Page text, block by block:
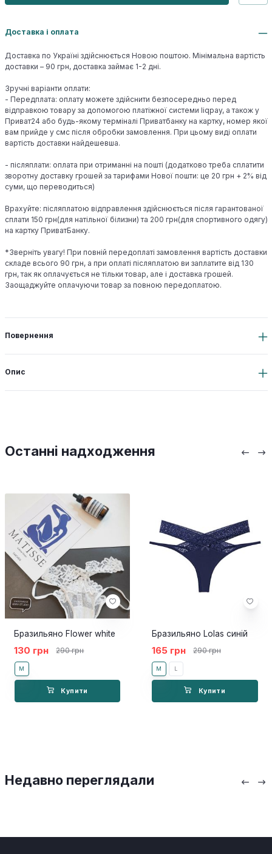
Доставка і оплата
Доставка по Україні здійснюється Новою поштою. Мінімальна вартість
доставки – 90 грн, доставка займає 1-2 дні.
Зручні варіанти оплати:
- Передплата: оплату можете здійснити безпосередньо перед
відправкою товару за допомогою платіжної системи liqpay, а також у
Приват24 або будь-якому терміналі Приватбанку на картку, номер якої
вам прийде у смс після обробки замовлення. При цьому виді оплати
вартість доставки найдешевша.
- післяплати: оплата при отриманні на пошті (додатково треба сплатити
зворотну доставку грошей за тарифами Нової пошти: це 20 грн + 2% від
суми, що переводиться)
Врахуйте: післяплатою відправлення здійснюється після гарантованої
сплати 150 грн(для натільної білизни) та 200 грн(для спортивного одягу)
на картку ПриватБанку.
*Зверніть увагу! При повній передоплаті замовлення вартість доставки
складе всього 90 грн, а при оплаті післяплатою ви заплатите від 130
грн, так як оплачується не тільки товар, але і доставка грошей.
Заощаджуйте оплачуючи товар за повною передоплатою.
Повернення
Опис
Останні надходження
Бразильяно Flower white
130 грн 290 грн
M
Купити
Бразильяно Lolas синій
165 грн 290 грн
M L
Купити
Недавно переглядали